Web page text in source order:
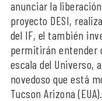
anunciar la
proyecto DESI,
del IF, el también
permitirán entender
escala del Universo,
novedoso que está
Tucson Arizona (EUA).